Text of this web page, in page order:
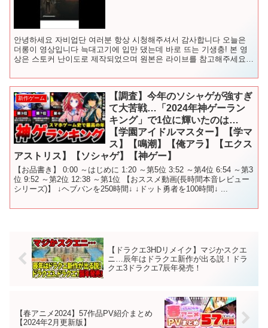
안녕하세요 자비업단 여러분 항상 시청해주셔서 감사합니다 오늘은
더롱이 영상입니다 늑대고기에 입만 댔는데 바로 뜨는 기생충! 본 영
상은 스토커 난이도로 제작되었으며 원본은 라이브를 참고해주세요
新作ゲーム
【調査】今年のソシャゲが強すぎ
て大苦戦…「2024年神ゲーラン
キング」で1位に輝いたのは…
【学園アイドルマスター】【学マ
ス】【鳴潮】【俺アラ】【エクス
アストリス】【ソシャゲ】【神ゲー】
【お品書き】 0:00 ～はじめに 1:20 ～第5位 3:52 ～第4位 6:54 ～第3
位 9:52 ～第2位 12:38 ～第1位 【おススメ動画(長時間本音レビュー
シリーズ)】 ↓ヘブバンを250時間↓ ↓ドット勇者を100時間↓ ...
【ドラクエ3HDリメイク】マジかスクエ
ニ…辰年はドラクエ新作が出る説！ドラ
クエ3ドラクエ7辰年発売！
【春アニメ2024】57作品PV紹介まとめ
【2024年2月更新版】